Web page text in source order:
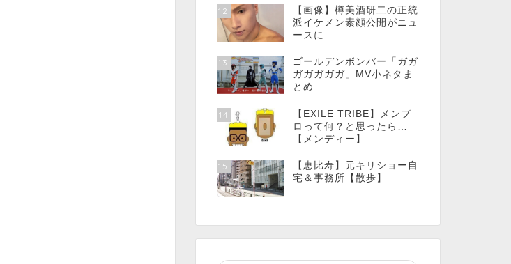
12
【画像】樽美酒研二の正統
派イケメン素顔公開がニュ
ースに
13
ゴールデンボンバー「ガガ
ガガガガガ」MV小ネタま
とめ
14
【EXILE TRIBE】メンプ
ロって何？と思ったら…
【メンディー】
15
【恵比寿】元キリショー自
宅＆事務所【散歩】